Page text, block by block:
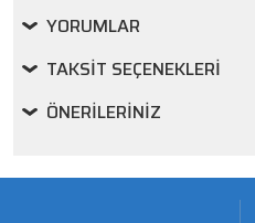
YORUMLAR
TAKSIT SEÇENEKLERI
ÖNERILERINIZ